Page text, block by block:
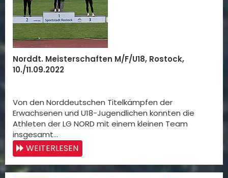
Norddt. Meisterschaften M/F/U18, Rostock,
10./11.09.2022
Von den Norddeutschen Titelkämpfen der
Erwachsenen und U18-Jugendlichen konnten die
Athleten der LG NORD mit einem kleinen Team
insgesamt…
WEITERLESEN